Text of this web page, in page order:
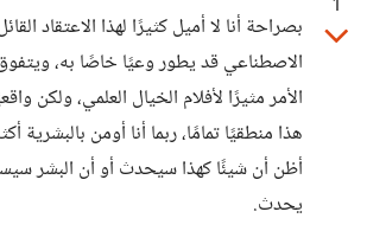
1
بصراحة أنا لا أميل كثيرًا لهذا الاعتقاد
الاصطناعي قد يطور وعيًا خاصًا به،
الأمر مثيرًا لأفلام الخيال العلمي، ولكن
هذا منطقيًا تمامًا، ربما أنا أومن بالبشرية
أظن أن شيئًا كهذا سيحدث أو أن البشر
يحدث.